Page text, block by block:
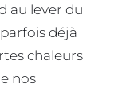
au lever du
déjà
chaleurs
nos